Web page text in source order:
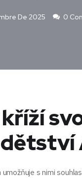
De 2025 0
s nimi